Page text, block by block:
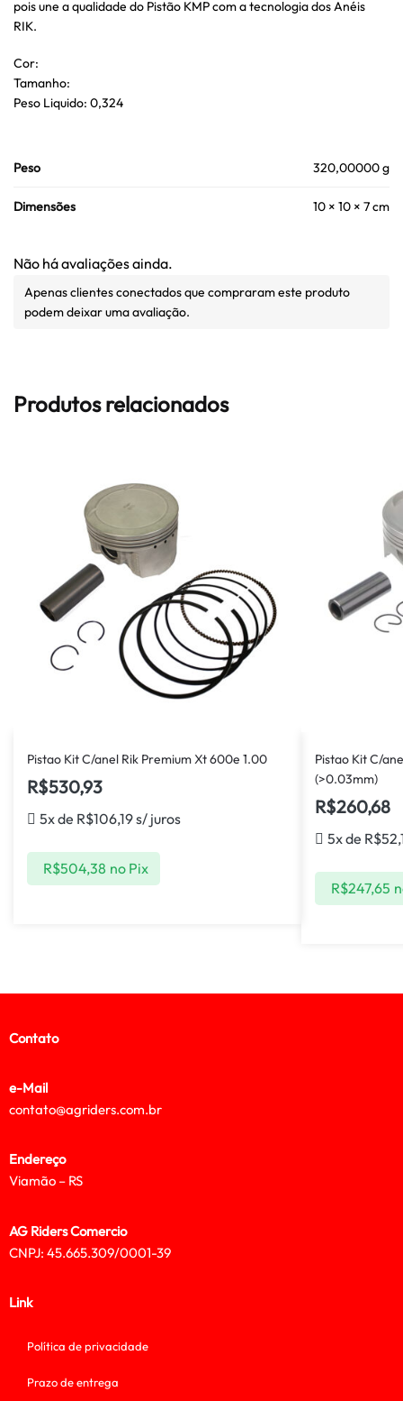
pois une a qualidade do Pistão KMP com a tecnologia dos Anéis
RIK.
Cor:
Tamanho:
Peso Liquido: 0,324
Peso 320,00000 g
Dimensões 10 × 10 × 7 cm
Não há avaliações ainda.
Apenas clientes conectados que compraram este produto
podem deixar uma avaliação.
Produtos relacionados
Pistao Kit C/anel Rik Premium Xt 600e 1.00
R$530,93
5x de R$106,19s/ juros
R$504,38 no Pix
Pistao Kit C/
(>0.03mm)
R$260,68
5x de R$
R$247,65
Contato
e-Mail
contato@agriders.com.br
Endereço
Viamão – RS
AG Riders Comercio
CNPJ: 45.665.309/0001-39
Link
Política de privacidade
Prazo de entrega